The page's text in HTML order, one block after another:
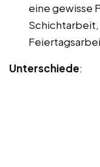
eine gewisse
Unterschiede: